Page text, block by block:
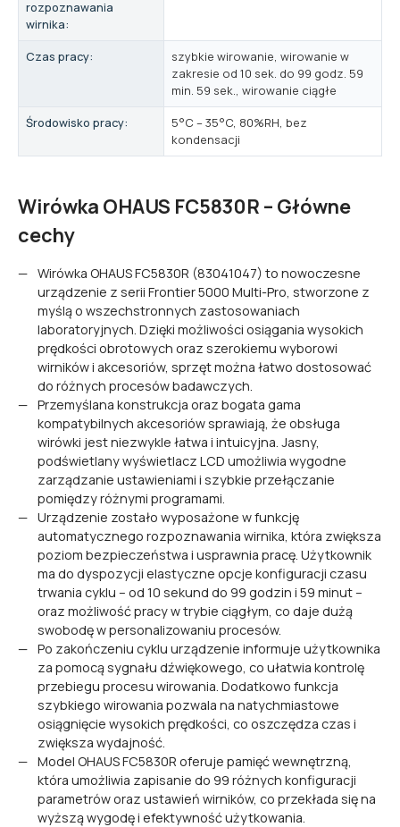
rozpoznawania
wirnika:
Czas pracy:
szybkie wirowanie, wirowanie w
zakresie od 10 sek. do 99 godz. 59
min. 59 sek., wirowanie ciągłe
Środowisko pracy:
5°C – 35°C, 80%RH, bez
kondensacji
Wirówka OHAUS FC5830R – Główne
cechy
Wirówka OHAUS FC5830R (83041047) to nowoczesne
urządzenie z serii Frontier 5000 Multi-Pro, stworzone z
myślą o wszechstronnych zastosowaniach
laboratoryjnych. Dzięki możliwości osiągania wysokich
prędkości obrotowych oraz szerokiemu wyborowi
wirników i akcesoriów, sprzęt można łatwo dostosować
do różnych procesów badawczych.
Przemyślana konstrukcja oraz bogata gama
kompatybilnych akcesoriów sprawiają, że obsługa
wirówki jest niezwykle łatwa i intuicyjna. Jasny,
podświetlany wyświetlacz LCD umożliwia wygodne
zarządzanie ustawieniami i szybkie przełączanie
pomiędzy różnymi programami.
Urządzenie zostało wyposażone w funkcję
automatycznego rozpoznawania wirnika, która zwiększa
poziom bezpieczeństwa i usprawnia pracę. Użytkownik
ma do dyspozycji elastyczne opcje konfiguracji czasu
trwania cyklu – od 10 sekund do 99 godzin i 59 minut –
oraz możliwość pracy w trybie ciągłym, co daje dużą
swobodę w personalizowaniu procesów.
Po zakończeniu cyklu urządzenie informuje użytkownika
za pomocą sygnału dźwiękowego, co ułatwia kontrolę
przebiegu procesu wirowania. Dodatkowo funkcja
szybkiego wirowania pozwala na natychmiastowe
osiągnięcie wysokich prędkości, co oszczędza czas i
zwiększa wydajność.
Model OHAUS FC5830R oferuje pamięć wewnętrzną,
która umożliwia zapisanie do 99 różnych konfiguracji
parametrów oraz ustawień wirników, co przekłada się na
wyższą wygodę i efektywność użytkowania.